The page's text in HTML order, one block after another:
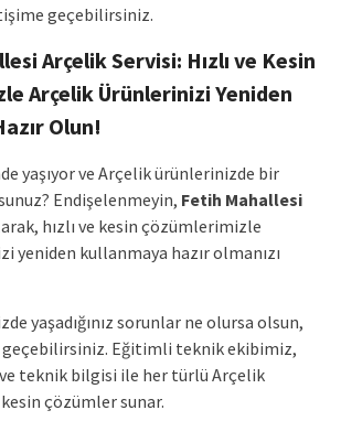
geçebilirsiniz.
Arçelik Servisi: Hızlı ve Kesin
Arçelik Ürünlerinizi Yeniden
Olun!
yaşıyor ve Arçelik ürünlerinizde bir
Endişelenmeyin, Fetih Mahallesi
hızlı ve kesin çözümlerimizle
yeniden kullanmaya hazır olmanızı
yaşadığınız sorunlar ne olursa olsun,
Eğitimli teknik ekibimiz,
ve teknik bilgisi ile her türlü Arçelik
kesin çözümler sunar.